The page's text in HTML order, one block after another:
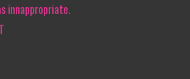
innappropriate.